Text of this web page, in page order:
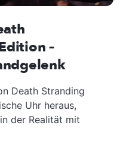
–
Death Stranding
Uhr heraus,
der Realität mit